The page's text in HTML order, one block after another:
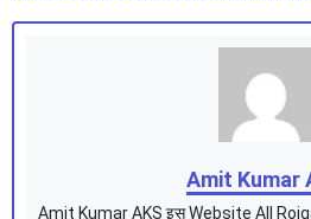
Amit Kumar
Amit Kumar AKS इस Website All